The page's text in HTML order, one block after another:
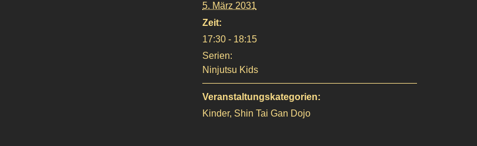
5. März 2031
Zeit:
17:30 - 18:15
Serien:
Ninjutsu Kids
Veranstaltungskategorien:
Kinder, Shin Tai Gan Dojo